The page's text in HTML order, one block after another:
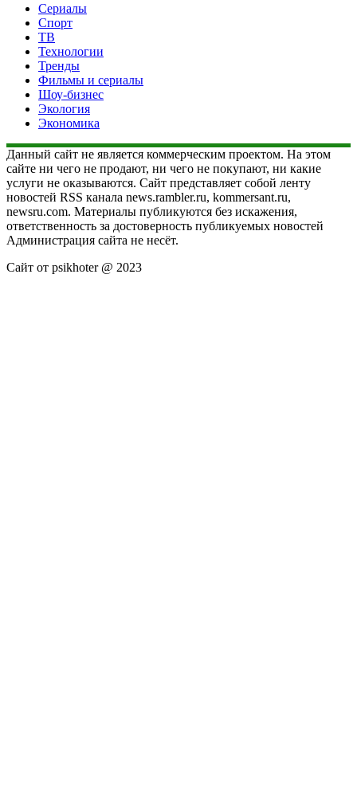
Сериалы
Спорт
ТВ
Технологии
Тренды
Фильмы и сериалы
Шоу-бизнес
Экология
Экономика
Данный сайт не является коммерческим проектом. На этом
сайте ни чего не продают, ни чего не покупают, ни какие
услуги не оказываются. Сайт представляет собой ленту
новостей RSS канала news.rambler.ru, kommersant.ru,
newsru.com. Материалы публикуются без искажения,
ответственность за достоверность публикуемых новостей
Администрация сайта не несёт.
Сайт от psikhoter @ 2023